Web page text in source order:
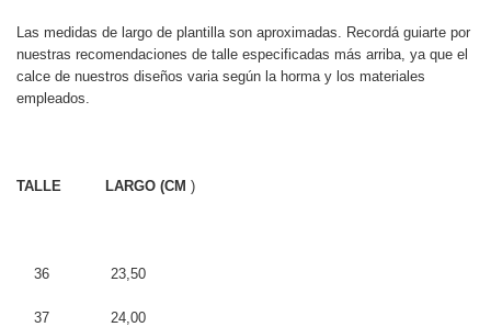
Las medidas de largo de plantilla son aproximadas. Recordá guiarte por
nuestras recomendaciones de talle especificadas más arriba, ya que el
calce de nuestros diseños varia según la horma y los materiales
empleados.
TALLE LARGO (CM )
36 23,50
37 24,00